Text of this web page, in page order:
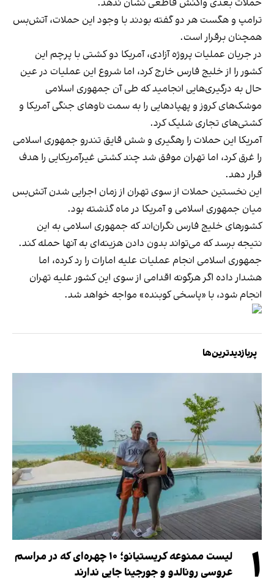
حملات بعدی واکنش قاطعی نشان ندهد.
ترامپ و هگست هر دو گفته بودند با وجود این حملات، آتش‌بس
همچنان برقرار است.
در جریان عملیات پروژه آزادی، آمریکا دو کشتی با پرچم این
کشور را از خلیج فارس خارج کرد، اما شروع این عملیات در عین
حال به درگیری‌هایی انجامید که طی آن جمهوری اسلامی
موشک‌های کروز و پهپادهایی را به سمت ناوهای جنگی آمریکا و
کشتی‌های تجاری شلیک کرد.
آمریکا این حملات را رهگیری و شش قایق تندرو جمهوری اسلامی
را غرق کرد، اما تهران موفق شد چند کشتی غیرآمریکایی را هدف
قرار دهد.
این نخستین حملات از سوی تهران از زمان اجرایی شدن آتش‌بس
میان جمهوری اسلامی و آمریکا در ماه گذشته بود.
کشورهای خلیج فارس نگران‌اند که جمهوری اسلامی به این
نتیجه برسد که می‌تواند بدون دادن هزینه‌ای به آنها حمله کند.
جمهوری اسلامی انجام عملیات علیه امارات را رد کرده، اما
هشدار داده اگر هرگونه اقدامی از سوی این کشور علیه تهران
انجام شود، با «پاسخی کوبنده» مواجه خواهد شد.
پربازدیدترین‌ها
۱
لیست ممنوعه کریستیانو؛ ۱۰ چهره‌ای که در مراسم
عروسی رونالدو و جورجینا جایی ندارند